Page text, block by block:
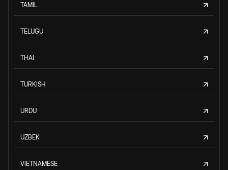
TAMIL
TELUGU
THAI
TURKISH
URDU
UZBEK
VIETNAMESE